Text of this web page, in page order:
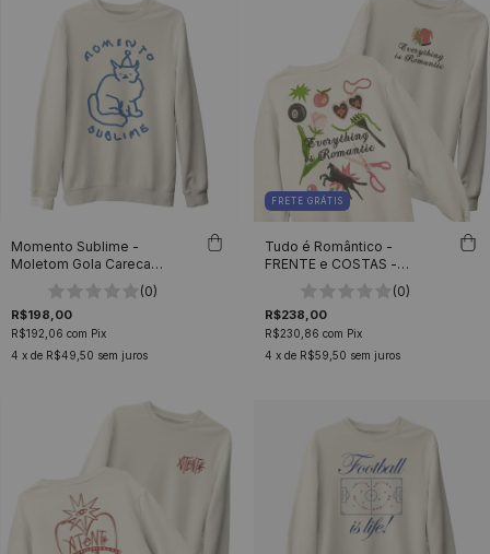
Momento Sublime -
Moletom Gola Careca
(0)
R$198,00
R$192,06 com Pix
4 x de R$49,50 sem juros
FRETE GRÁTIS
Tudo é Romântico -
FRENTE e COSTAS -
Moletom Gola Careca
(0)
R$238,00
R$230,86 com Pix
4 x de R$59,50 sem juros